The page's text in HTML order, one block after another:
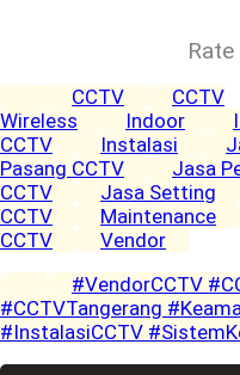
CCTV
CCTV
Wireless
Indoor
CCTV
Instalasi
Pasang CCTV
Jasa
CCTV
Jasa Setting
CCTV
Maintenance
CCTV
Vendor
#VendorCCTV
#CCTVTangerang
#InstalasiCCTV